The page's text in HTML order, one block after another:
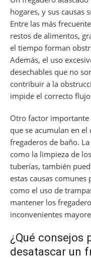
hogares, y sus causas
Entre las más
restos de alimentos,
el tiempo forman
Además, el uso
desechables que no
contribuir a la
impide el correcto
Otro factor importante
que se acumulan en el
fregaderos de baño.
como la limpieza de
tuberías, también
estas causas
como el uso de
mantener los
inconvenientes
¿Qué consejos
desatascar un